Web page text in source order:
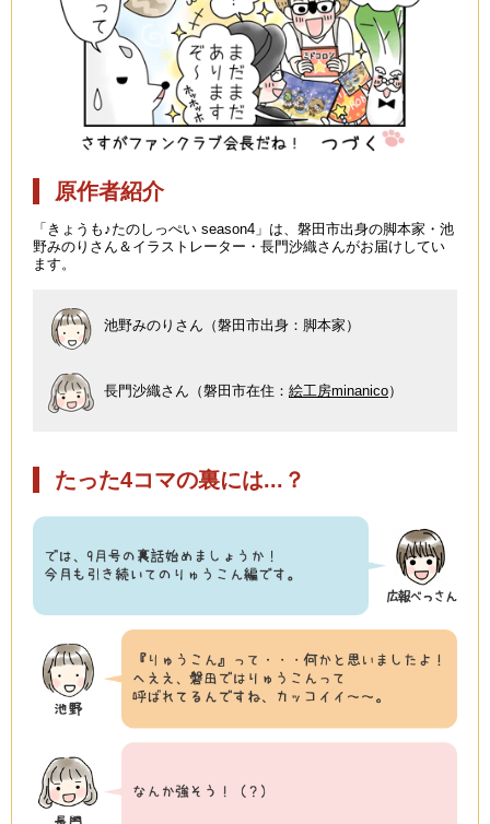
原作者紹介
「きょうも♪たのしっぺい season4」は、磐田市出身の脚本家・池
野みのりさん＆イラストレーター・長門沙織さんがお届けしてい
ます。
池野みのりさん（磐田市出身：脚本家）
長門沙織さん（磐田市在住： 絵工房minanico）
たった4コマの裏には...？